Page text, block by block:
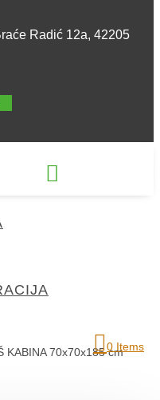
Radić 12a, 42205

0 Items
KABINA 70x70x185 cm